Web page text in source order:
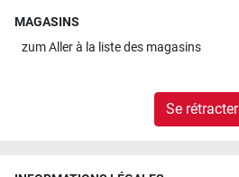
MAGASINS
zumAller à la liste des magasins
Se rétracter